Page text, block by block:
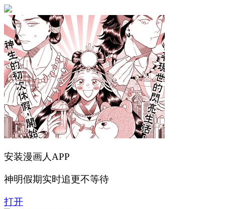
安装漫画人APP
神明假期实时追更不等待
打开